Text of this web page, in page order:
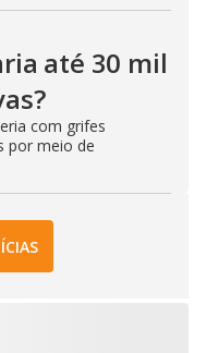
até 30 mil
com grifes
por meio de